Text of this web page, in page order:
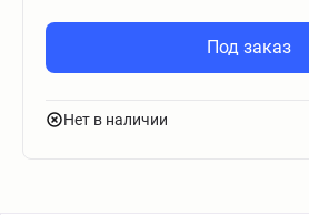
Под заказ
Нет в наличии